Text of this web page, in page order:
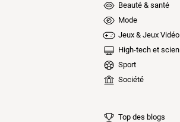
Beauté & santé
Mode
Jeux & Jeux Vidéo
High-tech et sciences
Sport
Société
Top des blogs